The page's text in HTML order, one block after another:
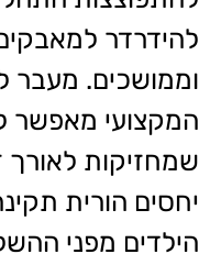
להידרדר
וממושכים. מעבר
המקצועי מאפשר
שמחזיקות
יחסים הורית
הילדים מפני